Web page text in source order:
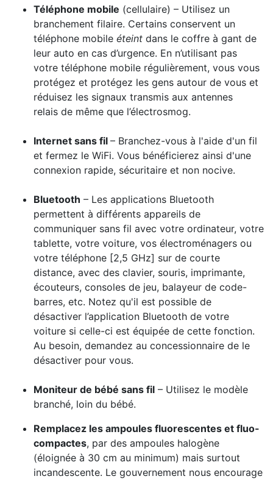
Téléphone mobile (cellulaire) – Utilisez un
branchement filaire. Certains conservent un
téléphone mobile éteint dans le coffre à gant de
leur auto en cas d’urgence. En n’utilisant pas
votre téléphone mobile régulièrement, vous vous
protégez et protégez les gens autour de vous et
réduisez les signaux transmis aux antennes
relais de même que l’électrosmog.
Internet sans fil – Branchez-vous à l'aide d'un fil
et fermez le WiFi. Vous bénéficierez ainsi d'une
connexion rapide, sécuritaire et non nocive.
Bluetooth – Les applications Bluetooth
permettent à différents appareils de
communiquer sans fil avec votre ordinateur, votre
tablette, votre voiture, vos électroménagers ou
votre téléphone [2,5 GHz] sur de courte
distance, avec des clavier, souris, imprimante,
écouteurs, consoles de jeu, balayeur de code-
barres, etc. Notez qu'il est possible de
désactiver l’application Bluetooth de votre
voiture si celle-ci est équipée de cette fonction.
Au besoin, demandez au concessionnaire de le
désactiver pour vous.
Moniteur de bébé sans fil – Utilisez le modèle
branché, loin du bébé.
Remplacez les ampoules fluorescentes et fluo-
compactes, par des ampoules halogène
(éloignée à 30 cm au minimum) mais surtout
incandescente. Le gouvernement nous encourage